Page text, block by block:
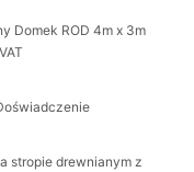
Domek ROD 4m x 3m
stropie drewnianym z